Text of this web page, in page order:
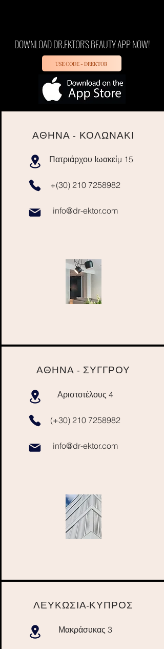
USE CODE - DREKTOR
DOWNLOAD DR.EKTOR'S BEAUTY APP NOW!
ΑΘΗΝΑ - ΚΟΛΩΝΑΚΙ
Πατριάρχου Ιωακείμ 15
+(30) 210 7258982
info@dr-ektor.com
ΑΘΗΝΑ - ΣΥΓΓΡΟΥ
Αριστοτέλους 4
(+30) 210 7258982
info@dr-ektor.com
ΛΕΥΚΩΣΙΑ-ΚΥΠΡΟΣ
Μακράσυκας 3